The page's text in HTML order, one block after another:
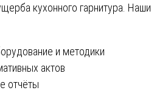
кухонного гарнитура. Наши
и методики
актов
отчёты